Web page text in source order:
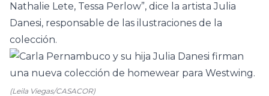
Nathalie Lete, Tessa Perlow”, dice la artista Julia
Danesi, responsable de las ilustraciones de la
colección.
(Leila Viegas/CASACOR)